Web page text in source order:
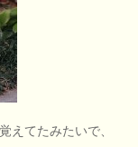
えてたみたいで、